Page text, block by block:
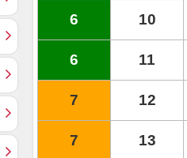
6 10
6 11
7 12
7 13